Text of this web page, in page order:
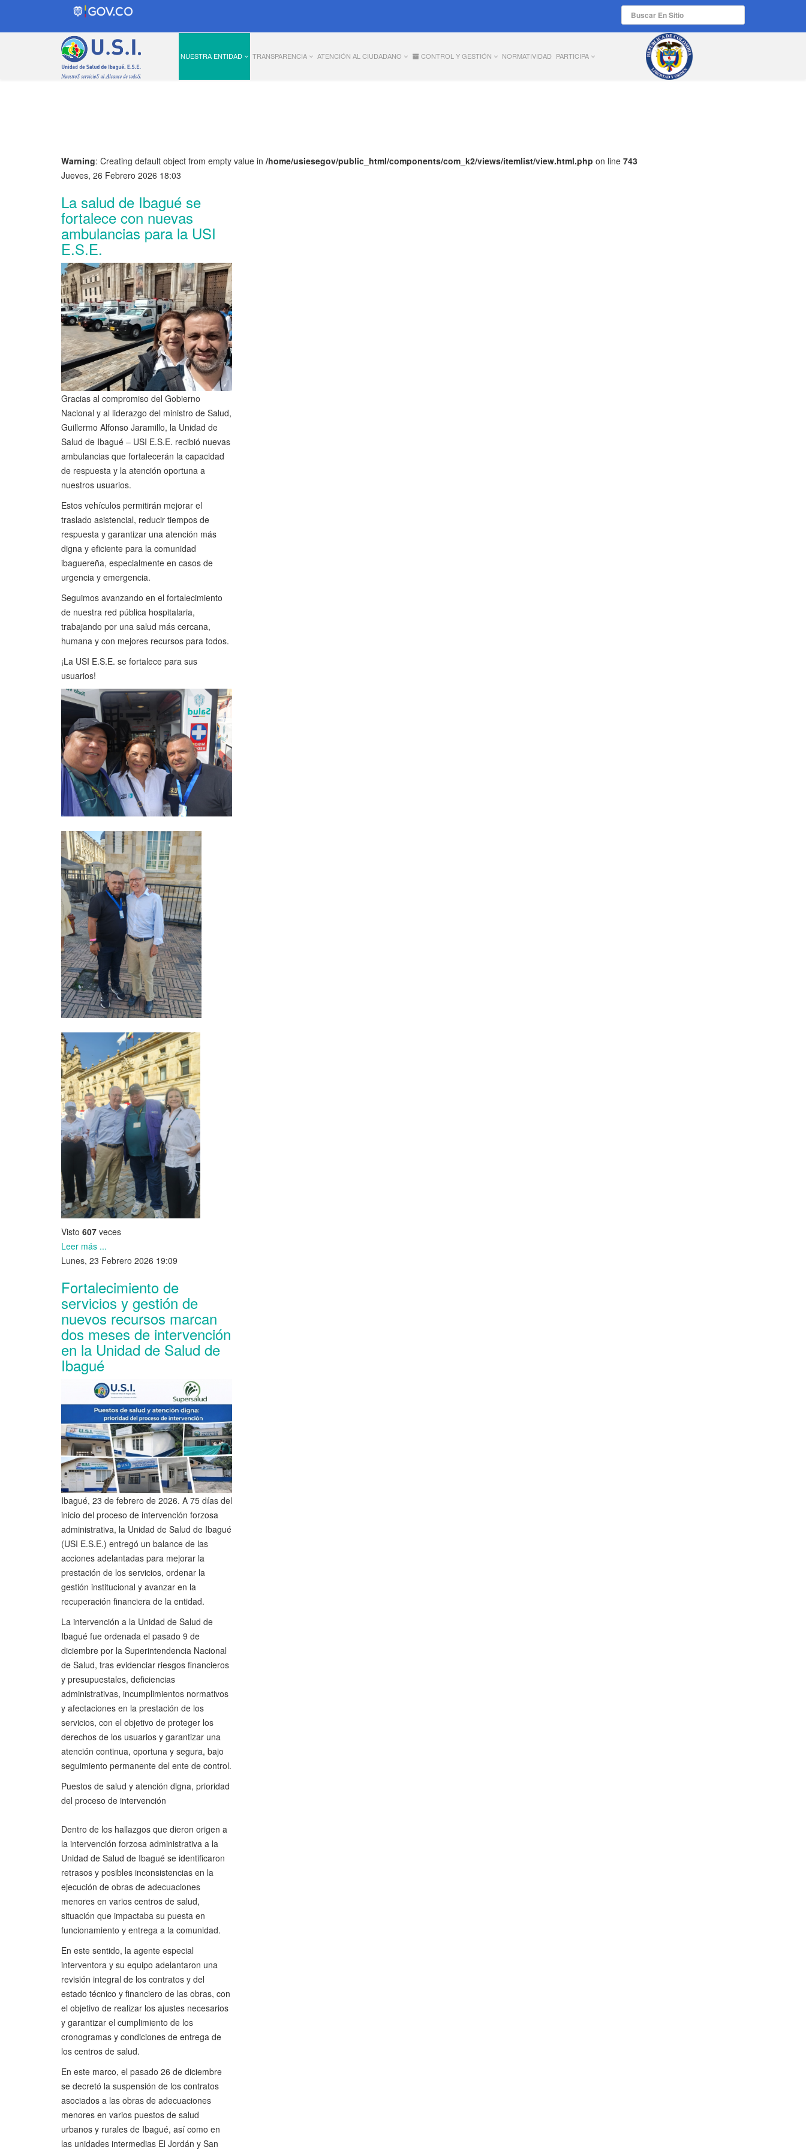
NUESTRA ENTIDAD TRANSPARENCIA ATENCIÓN AL CIUDADANO CONTROL Y GESTIÓN NORMATIVIDAD PARTICIPA
Warning: Creating default object from empty value in /home/usiesegov/public_html/components/com_k2/views/itemlist/view.html.php on line 743
Jueves, 26 Febrero 2026 18:03
La salud de Ibagué se
fortalece con nuevas
ambulancias para la USI
E.S.E.
Gracias al compromiso del Gobierno
Nacional y al liderazgo del ministro de Salud,
Guillermo Alfonso Jaramillo, la Unidad de
Salud de Ibagué – USI E.S.E. recibió nuevas
ambulancias que fortalecerán la capacidad
de respuesta y la atención oportuna a
nuestros usuarios.
Estos vehículos permitirán mejorar el
traslado asistencial, reducir tiempos de
respuesta y garantizar una atención más
digna y eficiente para la comunidad
ibaguereña, especialmente en casos de
urgencia y emergencia.
Seguimos avanzando en el fortalecimiento
de nuestra red pública hospitalaria,
trabajando por una salud más cercana,
humana y con mejores recursos para todos.
¡La USI E.S.E. se fortalece para sus
usuarios!
Visto 607 veces
Leer más ...
Lunes, 23 Febrero 2026 19:09
Fortalecimiento de
servicios y gestión de
nuevos recursos marcan
dos meses de intervención
en la Unidad de Salud de
Ibagué
Ibagué, 23 de febrero de 2026. A 75 días del
inicio del proceso de intervención forzosa
administrativa, la Unidad de Salud de Ibagué
(USI E.S.E.) entregó un balance de las
acciones adelantadas para mejorar la
prestación de los servicios, ordenar la
gestión institucional y avanzar en la
recuperación financiera de la entidad.
La intervención a la Unidad de Salud de
Ibagué fue ordenada el pasado 9 de
diciembre por la Superintendencia Nacional
de Salud, tras evidenciar riesgos financieros
y presupuestales, deficiencias
administrativas, incumplimientos normativos
y afectaciones en la prestación de los
servicios, con el objetivo de proteger los
derechos de los usuarios y garantizar una
atención continua, oportuna y segura, bajo
seguimiento permanente del ente de control.
Puestos de salud y atención digna, prioridad
del proceso de intervención
Dentro de los hallazgos que dieron origen a
la intervención forzosa administrativa a la
Unidad de Salud de Ibagué se identificaron
retrasos y posibles inconsistencias en la
ejecución de obras de adecuaciones
menores en varios centros de salud,
situación que impactaba su puesta en
funcionamiento y entrega a la comunidad.
En este sentido, la agente especial
interventora y su equipo adelantaron una
revisión integral de los contratos y del
estado técnico y financiero de las obras, con
el objetivo de realizar los ajustes necesarios
y garantizar el cumplimiento de los
cronogramas y condiciones de entrega de
los centros de salud.
En este marco, el pasado 26 de diciembre
se decretó la suspensión de los contratos
asociados a las obras de adecuaciones
menores en varios puestos de salud
urbanos y rurales de Ibagué, así como en
las unidades intermedias El Jordán y San